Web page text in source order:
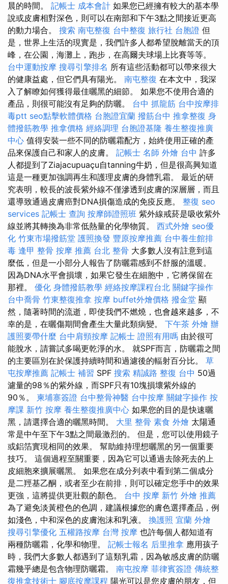
晨的時間。 記帳士 成本會計 如果您已經擁有較大的基本學
說或皮膚相對深色，則可以在南部和下午3點之間接近更高
的動力場合。 搜索 南屯整復 台中整復 旅行社 台胞證 但
是，世界上生活的現實是，我們許多人都希望脫離當天的頂
峰，在公園，海灘上，跑步，在高爾夫球場上比賽等等。
台中運動按摩 搜尋引擎排名 所有這些活動都可以帶來很大
的健康益處，但它們具有陽光。 南屯整復 在本文中，我深
入了解瞭如何獲得最佳曬黑的細節。 如果您不使用合適的
產品，則很可能沒有足夠的防曬。 台中 抓龍筋 台中按摩排
毒ptt seo點擊軟體價格 台胞證宜蘭 撥筋台中 推拿整復 身
體撥筋教學 推拿價格 經絡調理 台胞證基隆 養生整復推廣
中心 值得安裝一些不同的防曬霜配方，始終使用正確的產
品來保護自己和家人的皮膚。 記帳士 名師 外燴 台中 許多
人都提到了Ziajacupuaçu自tanning牛奶，但是很高興知道
這是一種更加強調再生和護理皮膚的身體乳霜。 最近的研
究表明，較長的波長紫外線不僅滲透到皮膚的深層層，而且
還導致通過皮膚癌對DNA損傷造成的免疫反應。 整復 seo
services 記帳士 查詢 按摩師證照班 紫外線戒菸是吸收紫外
線並將其轉換為非常低熱量的化學物質。 西式外燴 seo優
化 竹東市場撥筋堂 護照換發 豐原按摩推薦 台中養生館排
毒 逢甲 整骨 按摩 推薦 台北 整骨 大多數人沒有註意到這
麼低，但是一小部分人報告了防曬霜感到不舒服的溫暖。
因為DNA水平會損壞，如果它發生在細胞中，它將保留在
那裡。 優化 身體撥筋教學 經絡按摩課程台北 關鍵字操作
台中喬骨 竹東整復推拿 按摩 buffet外燴價格 撥金堂 顯
然，隨著時間的流逝，即使我們不燃燒，也會越來越多，不
幸的是，在曬傷期間會產生大量此類病變。 下午茶 外燴 辦
護照要帶什麼 台中肩頸按摩 記帳士 證照有用嗎 由於很可
能脫水，請嘗試多喝更乾淨的水。 就SPF而言，防曬霜之間
的主要區別在於保護持續時間和過濾後的輻射百分比。 草
屯按摩推薦 記帳士 補習 SPF 搜索 精誠路 整復 台中 50過
濾量的98％的紫外線，而SPF只有10塊損壞紫外線的
90％。 柬埔寨簽證 台中整骨神醫 台中按摩 關鍵字操作 按
摩課 新竹 按摩 養生整復推廣中心 如果您的目的是快速曬
黑，請選擇合適的曬黑時間。 大里 整骨 素食 外燴 太陽通
常是中午至下午3點之間最激烈的。 但是，您可以使用鏡子
或鋁箔實現相同的效果。 幫助維持理想曬黑的另一個重要
技巧。 這個過程至關重要，因為它可以通過去除死去的上
皮細胞來擴展曬黑。 如果您在成分列表中看到第二個成分
是二羥基乙酮，或者至少在前排，則可以確定您手中的效果
更強，這將提供更壯觀的顏色。 台中 按摩 新竹 外燴 推薦
為了避免淡黃橙色的色調，建議根據您的膚色選擇產品，例
如淺色，中和深色的皮膚泡沫和乳液。 換護照 宜蘭 外燴
搜尋引擎優化 五權路按摩 台灣 按摩 也許每個人都知道有
兩種防曬霜，化學和物理。 記帳士報名 后里推拿 應用孩子
時，我們大多數人都遇到了這類乳霜，因為敏感皮膚的防曬
霜幾乎總是包含物理防曬霜。 南屯按摩 菲律賓簽證 傳統整
復推拿技術士 腳底按摩課程 陽光可以是您皮膚的朋友，但